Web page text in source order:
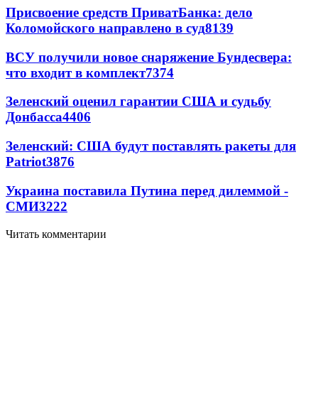
Присвоение средств ПриватБанка: дело
Коломойского направлено в суд8139
ВСУ получили новое снаряжение Бундесвера:
что входит в комплект7374
Зеленский оценил гарантии США и судьбу
Донбасса4406
Зеленский: США будут поставлять ракеты для
Patriot3876
Украина поставила Путина перед дилеммой -
СМИ3222
Читать комментарии